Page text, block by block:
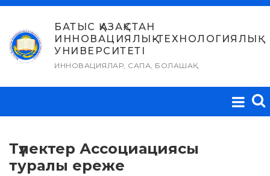
Skip
content
БАТЫС ҚАЗАҚСТАН
ИННОВАЦИЯЛЫҚ-ТЕХНОЛОГИЯЛЫҚ
УНИВЕРСИТЕТІ
ИННОВАЦИЯЛАР, САПА, БОЛАШАҚ
Түлектер Ассоциациясы
туралы ереже